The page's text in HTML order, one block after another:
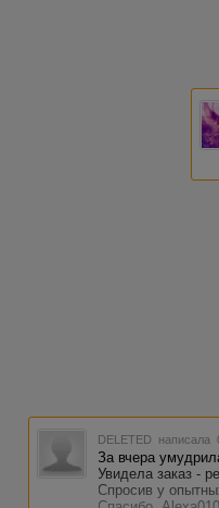
DELETED написала
За вчера
Увидела заказ -
Спросив у